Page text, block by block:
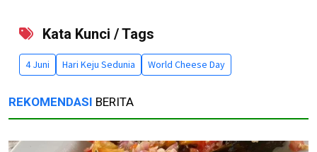
Kata Kunci / Tags
4 Juni Hari Keju Sedunia World Cheese Day
REKOMENDASI BERITA